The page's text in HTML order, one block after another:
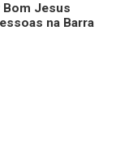
Bom Jesus
na Barra